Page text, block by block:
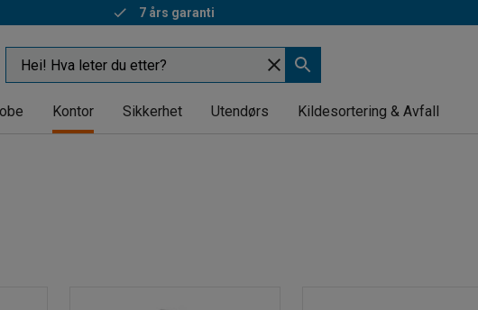
7 års garanti
Kontor Sikkerhet Utendørs Kildesortering & Avfall